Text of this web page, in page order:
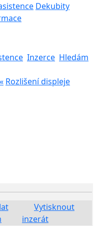
Dekubity
Inzerce Hledám
« Rozlišení displeje
Vytisknout
inzerát